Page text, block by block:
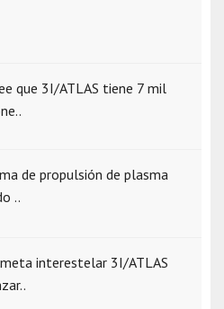
que 3I/ATLAS tiene 7 mil
de propulsión de plasma
..
interestelar 3I/ATLAS